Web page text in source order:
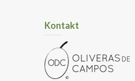
Kontakt